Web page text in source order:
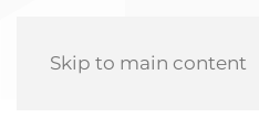
Skip to main content